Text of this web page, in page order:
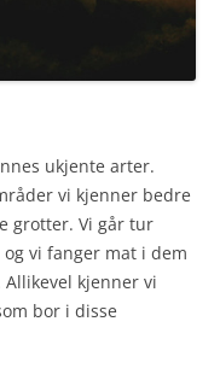
ukjente arter.
vi kjenner bedre
grotter. Vi går tur
vi fanger mat i dem
kjenner vi
bor i disse